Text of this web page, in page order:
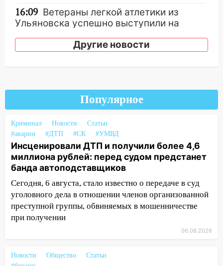
16:09 Ветераны легкой атлетики из
Ульяновска успешно выступили на
16:02 В Ульяновской области убрали
15:51 Бросила кирпич в жену брата: в
Ульяновской области завели дело на
15:47
На улице Радищева сбили
курьера: крупная авария в Ульяновске
15:15 Проводил до квартиры и ограбил:
новый кавалер женщины оказался
рецидивистом
14:26 В Ульяновске ограничат движение
по улице Ефремова
повысят зарплату
Другие новости
Популярное
Криминал Новости
Статьи
#аварии
#ДТП #СК #УМВД
Инсценировали ДТП и получили более 4,6
миллиона рублей: перед судом предстанет
банда автоподставщиков
Сегодня, 6 августа, стало известно о передаче в суд
уголовного дела в отношении членов организованной
преступной группы, обвиняемых в мошенничестве
при получении
06.08.2026
Новости Общество
Статьи